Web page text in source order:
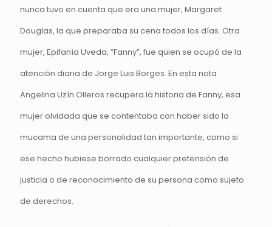
nunca tuvo en cuenta que era una mujer, Margaret
Douglas, la que preparaba su cena todos los días. Otra
mujer, Epifanía Uveda, “Fanny”, fue quien se ocupó de la
atención diaria de Jorge Luis Borges. En esta nota
Angelina Uzín Olleros recupera la historia de Fanny, esa
mujer olvidada que se contentaba con haber sido la
mucama de una personalidad tan importante, como si
ese hecho hubiese borrado cualquier pretensión de
justicia o de reconocimiento de su persona como sujeto
de derechos.